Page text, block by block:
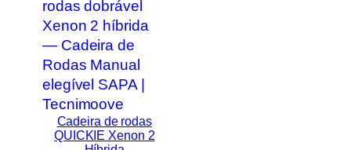
Cadeira de rodas
QUICKIE Xenon 2